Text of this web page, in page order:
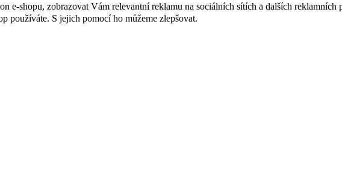
e-shopu, zobrazovat Vám relevantní reklamu na sociálních sítích a dalších reklamních
používáte. S jejich pomocí ho můžeme zlepšovat.